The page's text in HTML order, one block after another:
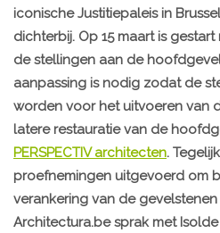
iconische Justitiepaleis in
dichterbij. Op 15 maart is
de stellingen aan de
aanpassing is nodig zodat de
worden voor het uitvoeren van
latere restauratie van de
PERSPECTIV architecten.
proefnemingen uitgevoerd om
verankering van de
Architectura.be sprak met Isolde